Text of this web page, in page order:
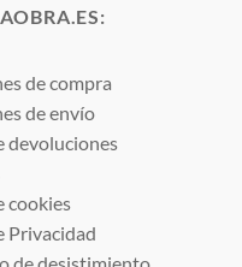
de compra
de envío
devoluciones
cookies
Privacidad
de desistimiento